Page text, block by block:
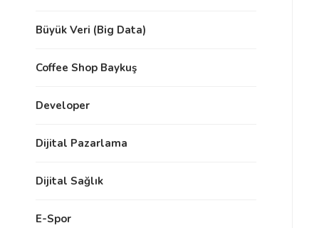
Büyük Veri (Big Data)
Coffee Shop Baykuş
Developer
Dijital Pazarlama
Dijital Sağlık
E-Spor